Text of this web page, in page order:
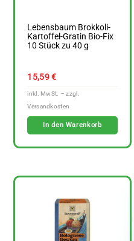
Lebensbaum Brokkoli-
Kartoffel-Gratin Bio-Fix
10 Stück zu 40 g
15,59€
In den Warenkorb